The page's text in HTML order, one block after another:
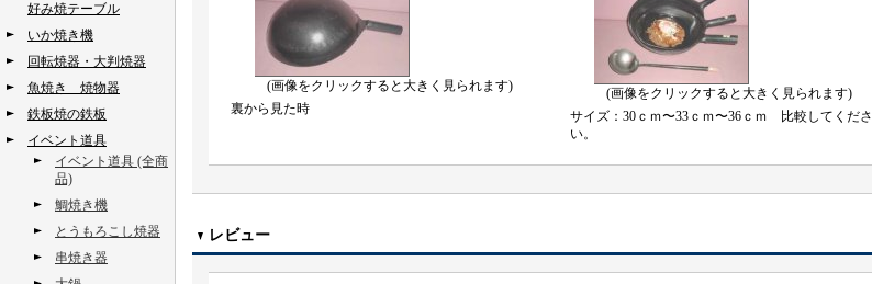
好み焼テーブル
いか焼き機
回転焼器・大判焼器
魚焼き 焼物器
鉄板焼の鉄板
イベント道具
イベント道具 (全商
品)
鯛焼き機
とうもろこし焼器
串焼き器
(画像をクリックすると大きく見られます)
裏から見た時
(画像をクリックすると大きく見られます)
サイズ：30ｃｍ〜33ｃｍ〜36ｃｍ 比較してくださ
い。
レビュー